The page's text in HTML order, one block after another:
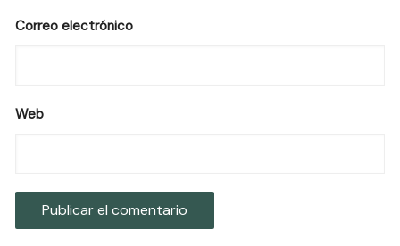
Correo electrónico
Web